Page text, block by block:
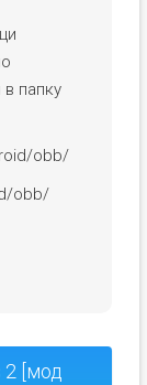
папку
obb/
obb/
2 [мод